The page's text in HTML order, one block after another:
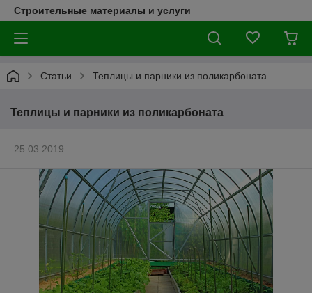
Строительные материалы и услуги
Статьи Теплицы и парники из поликарбоната
Теплицы и парники из поликарбоната
25.03.2019